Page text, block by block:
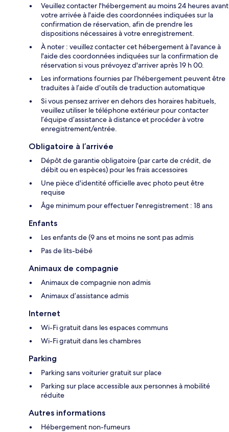
Veuillez contacter l'hébergement au moins 24 heures avant
votre arrivée à l'aide des coordonnées indiquées sur la
confirmation de réservation, afin de prendre les
dispositions nécessaires à votre enregistrement.
À noter : veuillez contacter cet hébergement à l'avance à
l'aide des coordonnées indiquées sur la confirmation de
réservation si vous prévoyez d'arriver après 19 h 00.
Les informations fournies par l’hébergement peuvent être
traduites à l’aide d’outils de traduction automatique
Si vous pensez arriver en dehors des horaires habituels,
veuillez utiliser le téléphone extérieur pour contacter
l’équipe d’assistance à distance et procéder à votre
enregistrement/entrée.
Obligatoire à l’arrivée
Dépôt de garantie obligatoire (par carte de crédit, de
débit ou en espèces) pour les frais accessoires
Une pièce d'identité officielle avec photo peut être
requise
Âge minimum pour effectuer l'enregistrement : 18 ans
Enfants
Les enfants de (9 ans et moins ne sont pas admis
Pas de lits-bébé
Animaux de compagnie
Animaux de compagnie non admis
Animaux d’assistance admis
Internet
Wi-Fi gratuit dans les espaces communs
Wi-Fi gratuit dans les chambres
Parking
Parking sans voiturier gratuit sur place
Parking sur place accessible aux personnes à mobilité
réduite
Autres informations
Hébergement non-fumeurs